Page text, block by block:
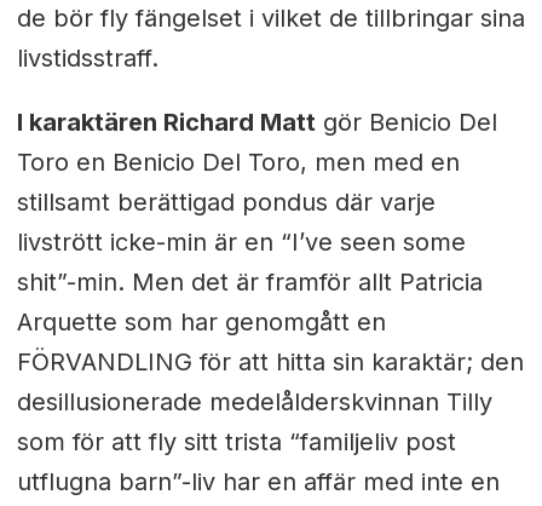
de bör fly fängelset i vilket de tillbringar sina
livstidsstraff.
I karaktären Richard Mattgör Benicio Del
Toro en Benicio Del Toro, men med en
stillsamt berättigad pondus där varje
livstrött icke-min är en “I’ve seen some
shit”-min. Men det är framför allt Patricia
Arquette som har genomgått en
FÖRVANDLING för att hitta sin karaktär; den
desillusionerade medelålderskvinnan Tilly
som för att fly sitt trista “familjeliv post
utflugna barn”-liv har en affär med inte en